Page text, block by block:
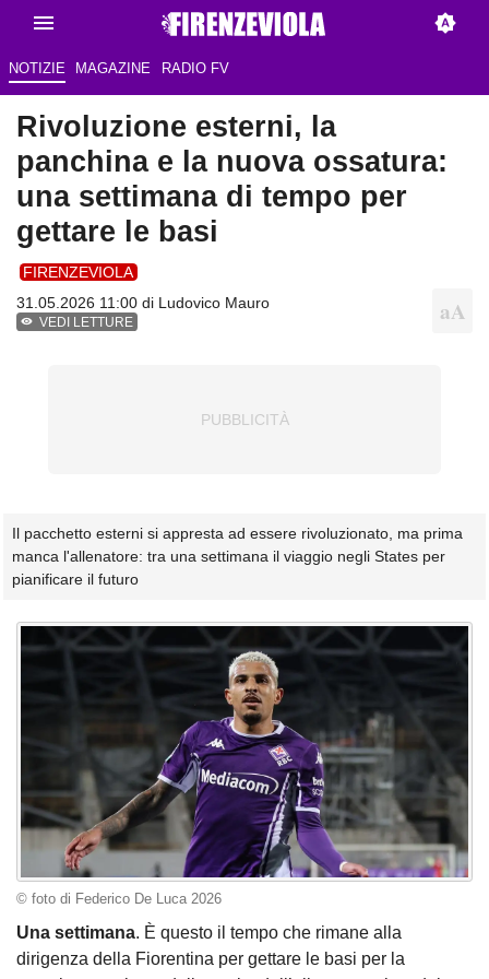
NOTIZIE MAGAZINE RADIO FV
Rivoluzione esterni, la
panchina e la nuova ossatura:
una settimana di tempo per
gettare le basi
FIRENZEVIOLA
31.05.2026 11:00 di Ludovico Mauro
VEDI LETTURE
Il pacchetto esterni si appresta ad essere rivoluzionato, ma prima
manca l'allenatore: tra una settimana il viaggio negli States per
pianificare il futuro
© foto di Federico De Luca 2026
Una settimana. È questo il tempo che rimane alla
dirigenza della Fiorentina per gettare le basi per la